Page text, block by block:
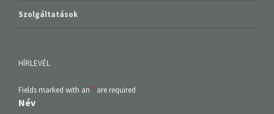
Szolgáltatások
HÍRLEVÉL
Fields marked with an * are required
Név